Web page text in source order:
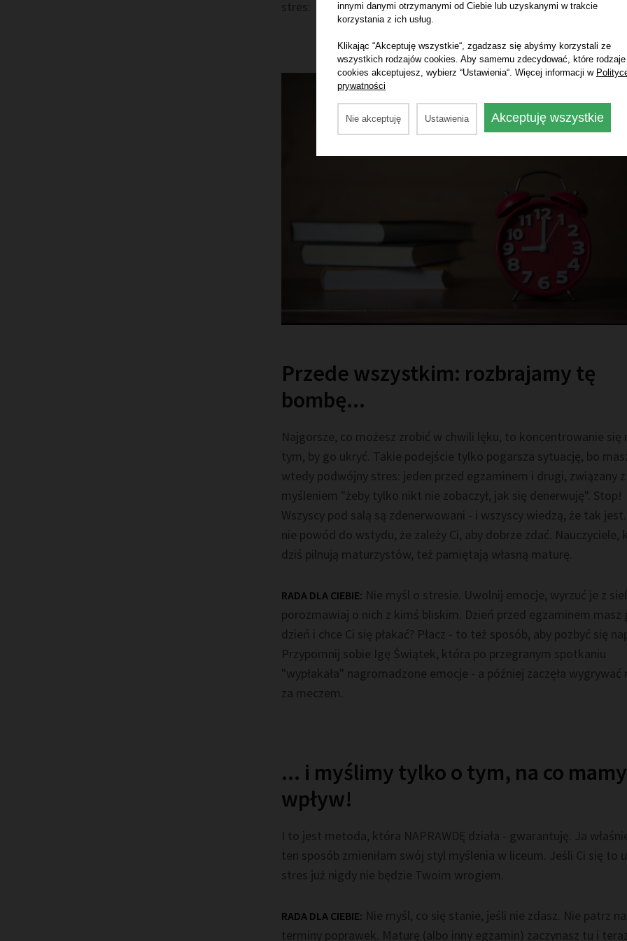
stres:
Przede wszystkim: rozbrajamy tę
bombę...
Najgorsze, co możesz zrobić w chwili lęku, to koncentrowanie się
tym, by go ukryć. Takie podejście tylko pogarsza sytuację, bo
wtedy podwójny stres: jeden przed egzaminem i drugi, związany z
myśleniem "żeby tylko nikt nie zobaczył, jak się denerwuję". Stop!
Wszyscy pod salą są zdenerwowani - i wszyscy wiedzą, że tak
nie powód do wstydu, że zależy Ci, aby dobrze zdać. Nauczyciele,
dziś pilnują maturzystów, też pamiętają własną maturę.
RADA DLA CIEBIE: Nie myśl o stresie. Uwolnij emocje, wyrzuć je z
porozmawiaj o nich z kimś bliskim. Dzień przed egzaminem masz
dzień i chce Ci się płakać? Płacz - to też sposób, aby pozbyć się
Przypomnij sobie Igę Świątek, która po przegranym spotkaniu
"wypłakała" nagromadzone emocje - a później zaczęła wygrywać
za meczem.
... i myślimy tylko o tym, na co mamy
wpływ!
I to jest metoda, która NAPRAWDĘ działa - gwarantuję. Ja
ten sposób zmieniłam swój styl myślenia w liceum. Jeśli Ci się to
stres już nigdy nie będzie Twoim wrogiem.
RADA DLA CIEBIE: Nie myśl, co się stanie, jeśli nie zdasz. Nie patrz na
terminy poprawek. Maturę (albo inny egzamin) zaczynasz tu i
innymi danymi otrzymanymi od Ciebie lub uzyskanymi w trakcie
korzystania z ich usług.
Klikając “Akceptuję wszystkie“, zgadzasz się abyśmy korzystali ze
wszystkich rodzajów cookies. Aby samemu zdecydować, które rodzaje
cookies akceptujesz, wybierz “Ustawienia“. Więcej informacji w
prywatności
Nie akceptuję Ustawienia Akceptuję wszystkie